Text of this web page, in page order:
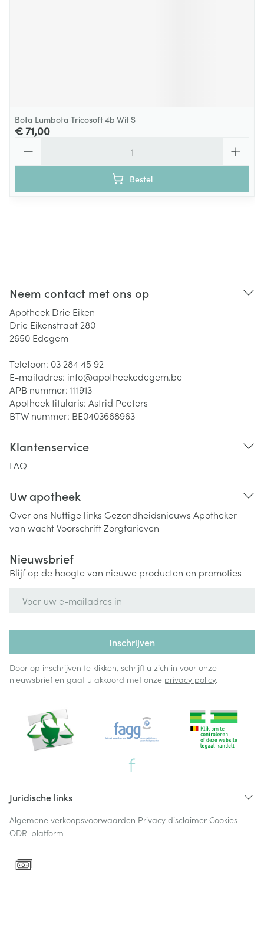
Bota Lumbota Tricosoft 4b Wit S
€ 71,00
Bestel
Neem contact met ons op
Apotheek Drie Eiken
Drie Eikenstraat 280
2650 Edegem
Telefoon: 03 284 45 92
E-mailadres: info@apotheekedegem.be
APB nummer: 111913
Apotheek titularis: Astrid Peeters
BTW nummer: BE0403668963
Klantenservice
FAQ
Uw apotheek
Over ons Nuttige links Gezondheidsnieuws Apotheker
van wachtVoorschriftZorgtarieven
Nieuwsbrief
Blijf op de hoogte van nieuwe producten en promoties
Inschrijven
Door op inschrijven te klikken, schrijft u zich in voor onze
nieuwsbrief en gaat u akkoord met onze privacy policy.
Juridische links
Algemene verkoopsvoorwaarden Privacy disclaimer Cookies
ODR-platform